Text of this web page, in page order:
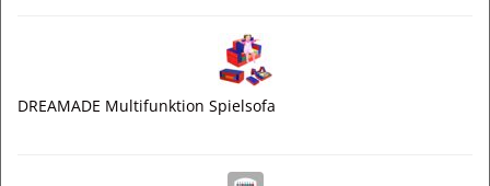
DREAMADE Multifunktion Spielsofa